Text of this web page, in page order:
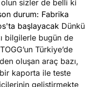
sizler de belli ki
durum: Fabrika
başlayacak Dünkü
bilgilerle bugün de
Türkiye’de
oluşan araç bazı,
kaporta ile teste
geliştirmekte